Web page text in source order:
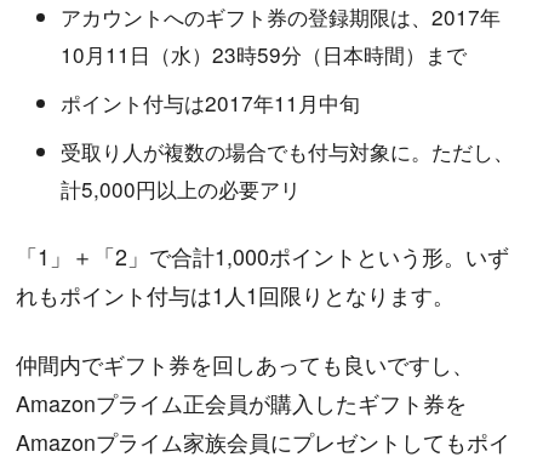
アカウントへのギフト券の登録期限は、2017年
10月11日（水）23時59分（日本時間）まで
ポイント付与は2017年11月中旬
受取り人が複数の場合でも付与対象に。ただし、
計5,000円以上の必要アリ
「1」＋「2」で合計1,000ポイントという形。いず
れもポイント付与は1人1回限りとなります。
仲間内でギフト券を回しあっても良いですし、
Amazonプライム正会員が購入したギフト券を
Amazonプライム家族会員にプレゼントしてもポイ